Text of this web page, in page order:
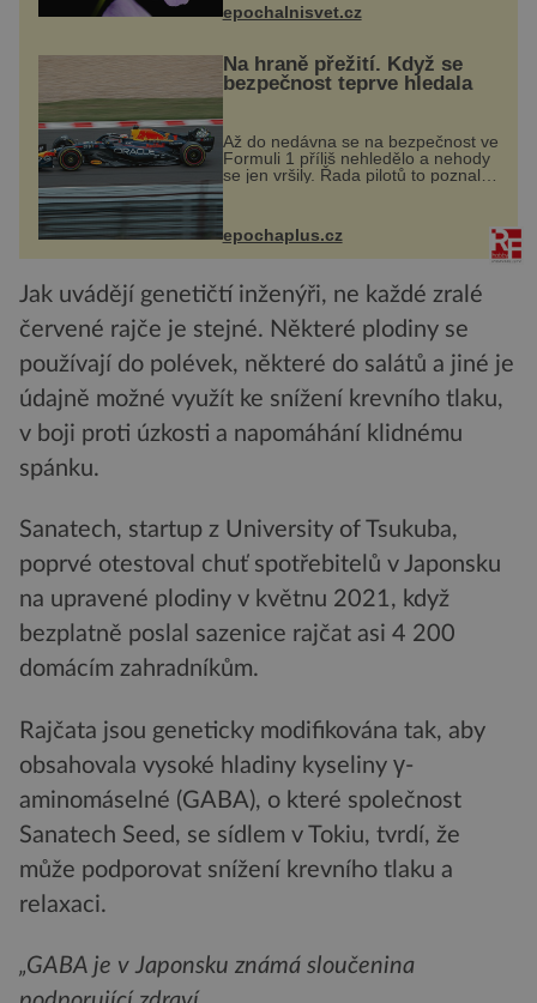
vstupenka...
epochalnisvet.cz
Na hraně přežití. Když se
bezpečnost teprve hledala
Až do nedávna se na bezpečnost ve
Formuli 1 příliš nehledělo a nehody
se jen vršily. Řada pilotů to poznala
na vlastní kůži, často s trvalými
následky nebo bohužel i ztrátou
života. Dnes nepochopiteln...
epochaplus.cz
Jak uvádějí genetičtí inženýři, ne každé zralé
červené rajče je stejné. Některé plodiny se
používají do polévek, některé do salátů a jiné je
údajně možné využít ke snížení krevního tlaku,
v boji proti úzkosti a napomáhání klidnému
spánku.
Sanatech, startup z University of Tsukuba,
poprvé otestoval chuť spotřebitelů v Japonsku
na upravené plodiny v květnu 2021, když
bezplatně poslal sazenice rajčat asi 4 200
domácím zahradníkům.
Rajčata jsou geneticky modifikována tak, aby
obsahovala vysoké hladiny kyseliny γ-
aminomáselné (GABA), o které společnost
Sanatech Seed, se sídlem v Tokiu, tvrdí, že
může podporovat snížení krevního tlaku a
relaxaci.
„GABA je v Japonsku známá sloučenina